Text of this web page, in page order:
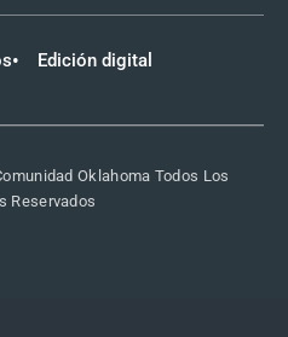
Edición digital
Oklahoma Todos Los
Reservados